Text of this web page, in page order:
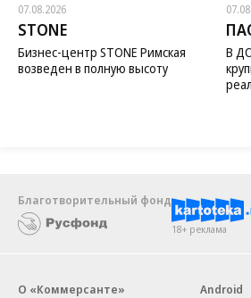
07.08.2026
STONE
Бизнес-центр STONE Римская
возведен в полную высоту
В
Благотворительный фонд
18+ реклама
О «Коммерсанте»
Android